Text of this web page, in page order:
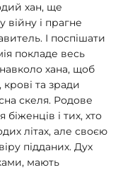
хан, ще
війну і прагне
І поспішати
покладе весь
хана, щоб
та зради
скеля. Родове
і тих, хто
літах, але своєю
підданих. Дух
мають